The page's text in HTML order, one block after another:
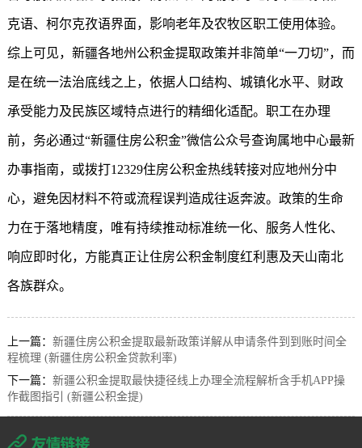
克语、柯尔克孜语界面，影响老年及农牧区职工使用体验。
综上可见，新疆各地州公积金提取政策并非简单“一刀切”，而
是在统一法治底线之上，依据人口结构、城镇化水平、财政
承受能力及民族区域特点进行的精细化适配。职工在办理
前，务必通过“新疆住房公积金”微信公众号查询属地中心最新
办事指南，或拨打12329住房公积金热线转接对应地州分中
心，避免因材料不符或流程误判造成往返奔波。政策的生命
力在于落地精度，唯有持续推动标准统一化、服务人性化、
响应即时化，方能真正让住房公积金制度红利惠及天山南北
各族群众。
上一篇： 新疆住房公积金提取最新政策详解从申请条件到到账时间全
程梳理 (新疆住房公积金贷款利率)
下一篇： 新疆公积金提取最快捷径线上办理全流程解析含手机APP操
作截图指引 (新疆公积金提)